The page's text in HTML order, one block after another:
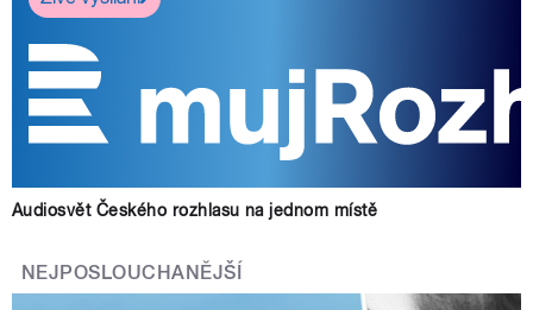
Audiosvět Českého rozhlasu na jednom místě
NEJPOSLOUCHANĚJŠÍ